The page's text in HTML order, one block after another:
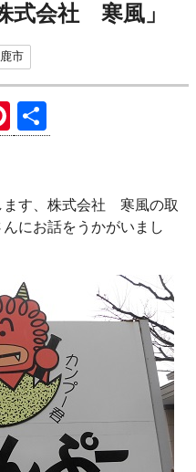
式会社 寒風」
市
Pi
nt
es
t
有
ます、株式会社 寒風の取
にお話をうかがいまし